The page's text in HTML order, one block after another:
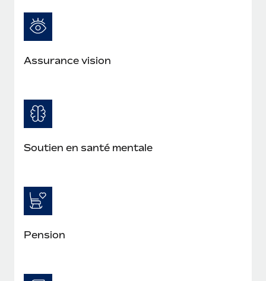
Assurance vision
Soutien en santé mentale
Pension